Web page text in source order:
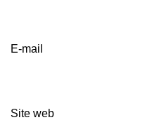
E-mail
Site web